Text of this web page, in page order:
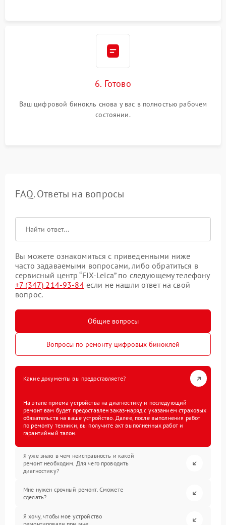
6. Готово
Ваш цифровой бинокль снова у вас в полностью рабочем
состоянии.
FAQ. Ответы на вопросы
Вы можете ознакомиться с приведенными ниже
часто задаваемыми вопросами, либо обратиться в
сервисный центр “FIX-Leica” по следующему телефону
+7 (347) 214-93-84если не нашли ответ на свой
вопрос.
Общие вопросы
Вопросы по ремонту цифровых биноклей
Какие документы вы предоставляете?
На этапе приема устройства на диагностику и последующий
ремонт вам будет предоставлен заказ-наряд с указанием страховых
обязательств на ваше устройство. Далее, после выполнения работ
по ремонту техники, вы получите акт выполненных работ и
гарантийный талон.
Я уже знаю в чем неисправность и какой
ремонт необходим. Для чего проводить
диагностику?
Мне нужен срочный ремонт. Сможете
сделать?
Я хочу, чтобы мое устройство
ремонтировали при мне.